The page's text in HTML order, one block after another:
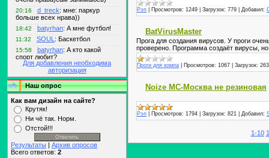
Для добавления необходима
авторизация
Наш опрос
Как вам дизайн на сайте?
Крутяк!
Ни чё так. Норм.
Отстой!!!
Результаты | Архив опросов
Всего ответов: 2
Рэп Просмотров: 1249 Загрузок: 779 Добавил:
BatVirusMaster
Прога для создания вирусов. У проги
проверено. Программа создаёт вирусы,
Проги для компа Просмотров: 1067 Загрузок: 263
Noize MC-Москва не резиновая
Рэп Просмотров: 1794 Загрузок: 821 Добавил:
1-10